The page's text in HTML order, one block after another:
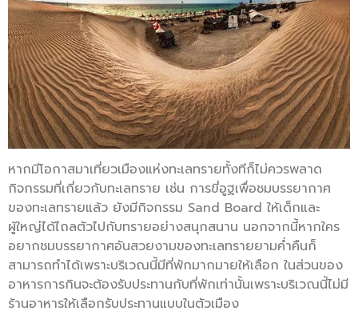
หากมีโอกาสมาเที่ยวเมืองแห่งทะเลทรายทั้งทีก็ไม่ควรพลาด
กิจกรรมที่เกี่ยวกับทะเลทราย เช่น การขี่อูฐเพื่อชมบรรยากาศ
ของทะเลทรายแล้ว ยังมีกิจกรรม Sand Board ให้เด็กและ
ผู้ใหญ่ได้ไถลตัวไปกับทรายอย่างสนุกสนาน นอกจากนี้หากใคร
อยากชมบรรยากาศอันสวยงามของทะเลทรายยามค่ำคืนก็
สามารถทำได้เพราะบริเวณนี้มีที่พักมากมายให้เลือก ในส่วนของ
อาหารการกินจะต้องรับประทานกับที่พักเท่านั้นเพราะบริเวณนี้ไม่มี
ร้านอาหารให้เลือกรับประทานแบบในตัวเมือง